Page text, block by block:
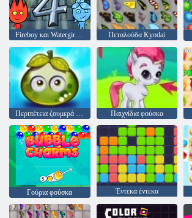
Fireboy και Watergirl 4: Crystal Temple Πεταλούδα Kyodai
Περιπέτεια ζουμερά μούρα Παιχνίδια φούσκα
Γούρια φούσκα Έντεκα έντεκα